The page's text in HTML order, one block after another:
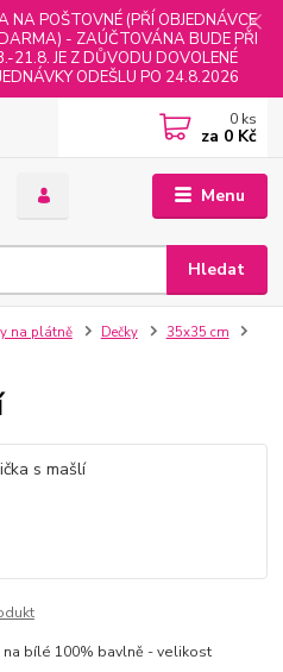
NA POŠTOVNÉ (PŘÍ OBJEDNÁVCE
- ZAÚČTOVÁNA BUDE PŘI
21.8. JE Z DŮVODU DOVOLENÉ
ODEŠLU PO 24.8.2026
Menu
Hledat
0 ks
za 0 Kč
na plátně Dečky
35x35 cm
bílé 100% bavlně - velikost